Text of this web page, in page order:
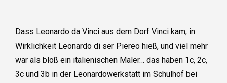
Dass Leonardo da Vinci aus dem Dorf Vinci kam, in
Wirklichkeit Leonardo di ser Piereo hieß, und viel mehr
war als bloß ein italienischen Maler… das haben 1c, 2c,
3c und 3b in der Leonardowerkstatt im Schulhof bei